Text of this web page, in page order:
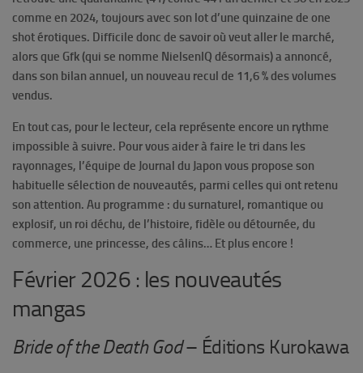
comme en 2024, toujours avec son lot d’une quinzaine de one
shot érotiques. Difficile donc de savoir où veut aller le marché,
alors que Gfk (qui se nomme NielsenIQ désormais) a annoncé,
dans son bilan annuel, un nouveau recul de 11,6 % des volumes
vendus.
En tout cas, pour le lecteur, cela représente encore un rythme
impossible à suivre. Pour vous aider à faire le tri dans les
rayonnages, l’équipe de Journal du Japon vous propose son
habituelle sélection de nouveautés, parmi celles qui ont retenu
son attention. Au programme : du surnaturel, romantique ou
explosif, un roi déchu, de l’histoire, fidèle ou détournée, du
commerce, une princesse, des câlins… Et plus encore !
Février 2026 : les nouveautés
mangas
Bride of the Death God– Éditions Kurokawa